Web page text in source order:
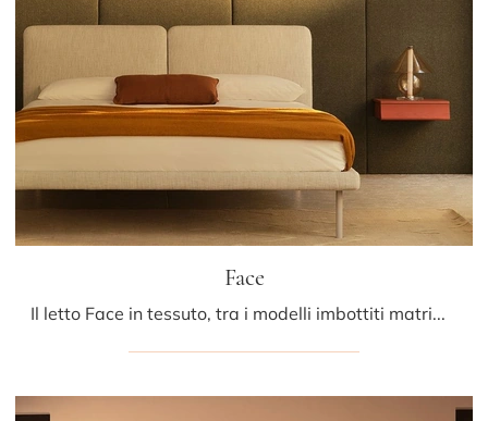
Face
Il letto Face in tessuto, tra i modelli imbottiti matrimoniali moderni di Bolzan Letti, è perfetto per assicurarti il riposo migliore.